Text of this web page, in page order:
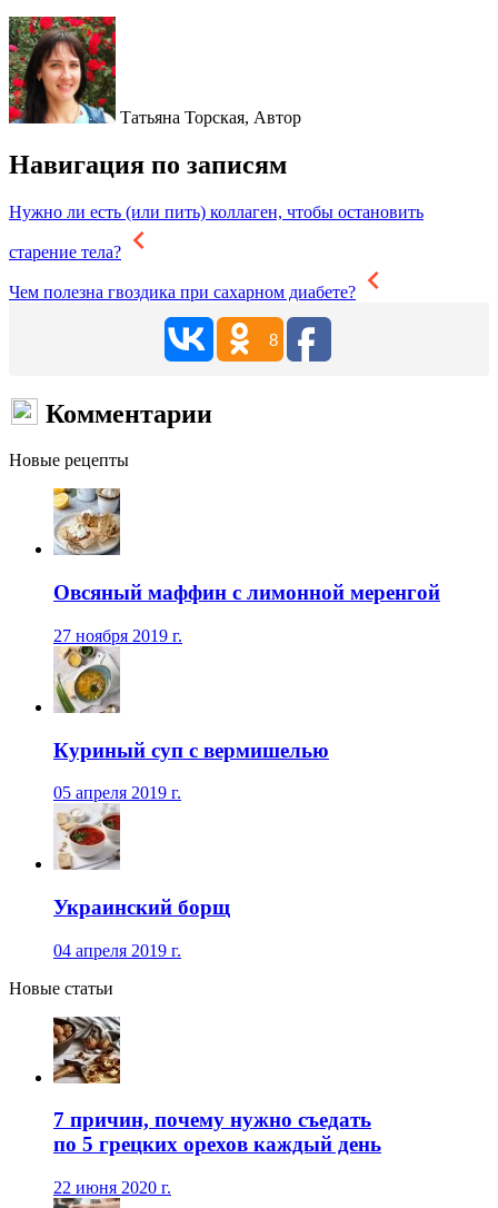
Татьяна Торская, Автор
Навигация по записям
Нужно ли есть (или пить) коллаген, чтобы остановить
старение тела?
Чем полезна гвоздика при сахарном диабете?
8
Комментарии
Новые рецепты
Овсяный маффин с лимонной меренгой
27 ноября 2019 г.
Куриный суп с вермишелью
05 апреля 2019 г.
Украинский борщ
04 апреля 2019 г.
Новые статьи
7 причин, почему нужно съедать
по 5 грецких орехов каждый день
22 июня 2020 г.